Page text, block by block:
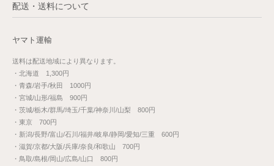
配送・送料について
ヤマト運輸
送料は配送地域により異なります。
・北海道 1,300円
・青森/岩手/秋田 1000円
・宮城/山形/福島 900円
・茨城/栃木/群馬/埼玉/千葉/神奈川/山梨 800円
・東京 700円
・新潟/長野/富山/石川/福井/岐阜/静岡/愛知/三重 600円
・滋賀/京都/大阪/兵庫/奈良/和歌山 700円
・鳥取/島根/岡山/広島/山口 800円